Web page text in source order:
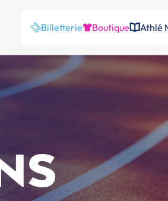
Billetterie Boutique Athlé